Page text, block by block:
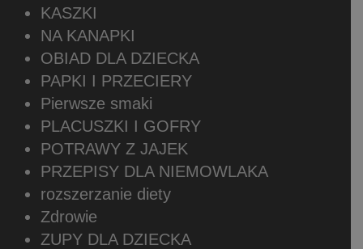
KASZKI
NA KANAPKI
OBIAD DLA DZIECKA
PAPKI I PRZECIERY
Pierwsze smaki
PLACUSZKI I GOFRY
POTRAWY Z JAJEK
PRZEPISY DLA NIEMOWLAKA
rozszerzanie diety
Zdrowie
ZUPY DLA DZIECKA